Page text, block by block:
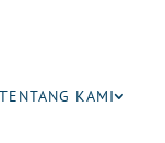
TENTANG KAMI